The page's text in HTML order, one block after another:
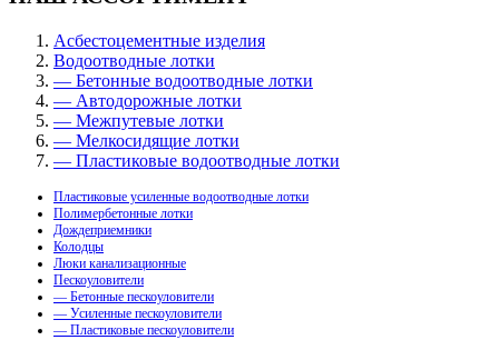
Асбестоцементные изделия
Водоотводные лотки
— Бетонные водоотводные лотки
— Автодорожные лотки
— Межпутевые лотки
— Мелкосидящие лотки
— Пластиковые водоотводные лотки
Пластиковые усиленные водоотводные лотки
Полимербетонные лотки
Дождеприемники
Колодцы
Люки канализационные
Пескоуловители
— Бетонные пескоуловители
— Усиленные пескоуловители
— Пластиковые пескоуловители